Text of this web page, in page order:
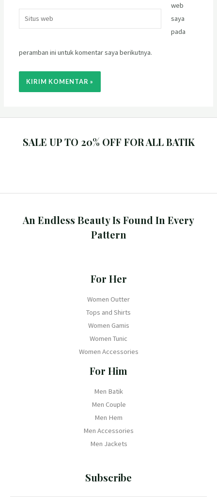
Situs
web
web
saya
pada
peramban ini untuk komentar saya berikutnya.
SALE UP TO 20% OFF FOR ALL BATIK
An Endless Beauty Is Found In Every
Pattern
For Her
Women Outter
Tops and Shirts
Women Gamis
Women Tunic
Women Accessories
For Him
Men Batik
Men Couple
Men Hem
Men Accessories
Men Jackets
Subscribe